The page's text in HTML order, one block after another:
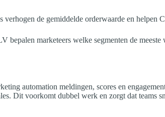
verhogen de gemiddelde orderwaarde en helpen
marketeers welke segmenten de
automation meldingen, scores en
Dit voorkomt dubbel werk en zorgt dat teams